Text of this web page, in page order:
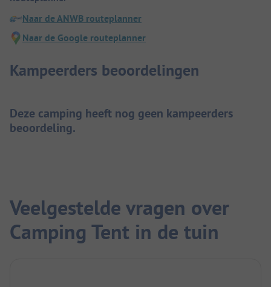
Naar de ANWB routeplanner
Naar de Google routeplanner
Kampeerders beoordelingen
Deze camping heeft nog geen kampeerders
beoordeling.
Veelgestelde vragen over
Camping Tent in de tuin